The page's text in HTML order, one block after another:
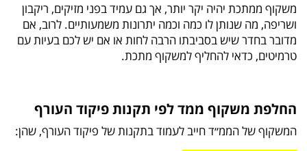
משקוף ממתכת יהיה יקר יותר, אך גם עמיד בפני מזיקים, ריקבון
ושריפה, מה שנותן לו כמה וכמה יתרונות משמעותיים. לרוב, אם
מדובר בחדר שיש בסביבתו הרבה לחות או אם יש לכם בעיות עם
טרמיטים, כדאי להחליף למשקוף מתכת.
החלפת משקוף ממד לפי תקנות פיקוד העורף
המשקוף של הממ״ד חייב לעמוד בתקנות של פיקוד העורף, שהן: